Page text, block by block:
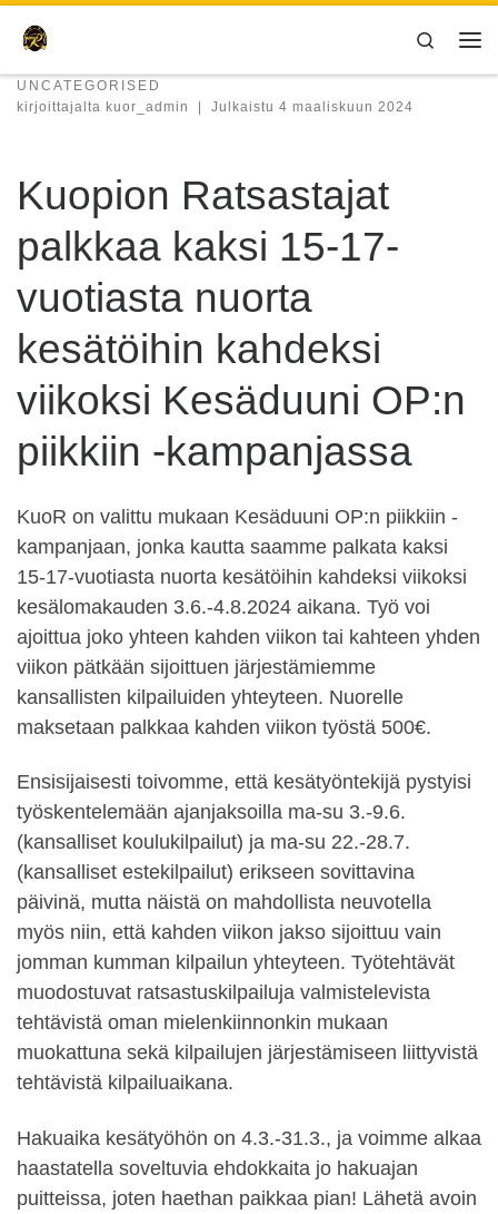
Skip to content
Search
UNCATEGORISED
kirjoittajalta kuor_admin | Julkaistu 4 maaliskuun 2024
Kuopion Ratsastajat
palkkaa kaksi 15-17-
vuotiasta nuorta
kesätöihin kahdeksi
viikoksi Kesäduuni OP:n
piikkiin -kampanjassa
KuoR on valittu mukaan Kesäduuni OP:n piikkiin -
kampanjaan, jonka kautta saamme palkata kaksi
15-17-vuotiasta nuorta kesätöihin kahdeksi viikoksi
kesälomakauden 3.6.-4.8.2024 aikana. Työ voi
ajoittua joko yhteen kahden viikon tai kahteen yhden
viikon pätkään sijoittuen järjestämiemme
kansallisten kilpailuiden yhteyteen. Nuorelle
maksetaan palkkaa kahden viikon työstä 500€.
Ensisijaisesti toivomme, että kesätyöntekijä pystyisi
työskentelemään ajanjaksoilla ma-su 3.-9.6.
(kansalliset koulukilpailut) ja ma-su 22.-28.7.
(kansalliset estekilpailut) erikseen sovittavina
päivinä, mutta näistä on mahdollista neuvotella
myös niin, että kahden viikon jakso sijoittuu vain
jomman kumman kilpailun yhteyteen. Työtehtävät
muodostuvat ratsastuskilpailuja valmistelevista
tehtävistä oman mielenkiinnonkin mukaan
muokattuna sekä kilpailujen järjestämiseen liittyvistä
tehtävistä kilpailuaikana.
Hakuaika kesätyöhön on 4.3.-31.3., ja voimme alkaa
haastatella soveltuvia ehdokkaita jo hakuajan
puitteissa, joten haethan paikkaa pian! Lähetä avoin